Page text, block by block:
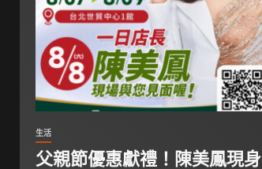
生活
父親節優惠獻禮！陳美鳳現身